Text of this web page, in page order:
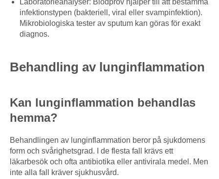
Laboratorieanalyser: Blodprov hjälper till att bestämma
infektionstypen (bakteriell, viral eller svampinfektion).
Mikrobiologiska tester av sputum kan göras för exakt
diagnos.
Behandling av lunginflammation
Kan lunginflammation behandlas
hemma?
Behandlingen av lunginflammation beror på sjukdomens
form och svårighetsgrad. I de flesta fall krävs ett
läkarbesök och ofta antibiotika eller antivirala medel. Men
inte alla fall kräver sjukhusvård.